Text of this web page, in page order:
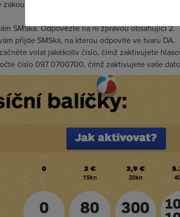
zakoupíte SIMku a vložíte ji do telefonu, pošlete na
SMSka. Odpovězte na ni zprávou obsahující 2.
přijde SMSka, na kterou odpovíte ve tvaru DA.
volat jakékoliv čislo, čímž zaktivujete
číslo 097 0700700, čímž zaktivujete vaše